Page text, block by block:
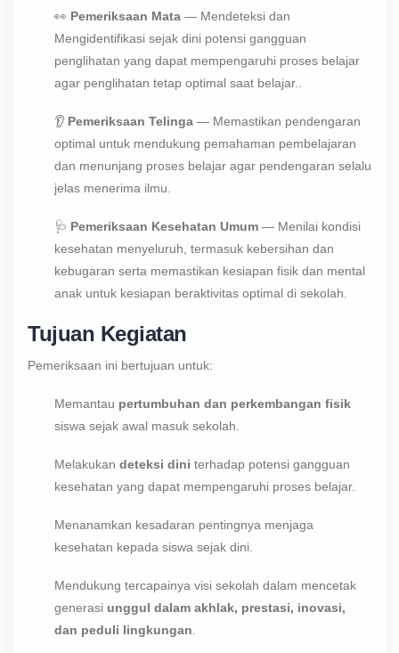
👀 Pemeriksaan Mata — Mendeteksi dan
Mengidentifikasi sejak dini potensi gangguan
penglihatan yang dapat mempengaruhi proses belajar
agar penglihatan tetap optimal saat belajar..
👂 Pemeriksaan Telinga — Memastikan pendengaran
optimal untuk mendukung pemahaman pembelajaran
dan menunjang proses belajar agar pendengaran selalu
jelas menerima ilmu.
🩺 Pemeriksaan Kesehatan Umum — Menilai kondisi
kesehatan menyeluruh, termasuk kebersihan dan
kebugaran serta memastikan kesiapan fisik dan mental
anak untuk kesiapan beraktivitas optimal di sekolah.
Tujuan Kegiatan
Pemeriksaan ini bertujuan untuk:
Memantau pertumbuhan dan perkembangan fisik
siswa sejak awal masuk sekolah.
Melakukan deteksi dini terhadap potensi gangguan
kesehatan yang dapat mempengaruhi proses belajar.
Menanamkan kesadaran pentingnya menjaga
kesehatan kepada siswa sejak dini.
Mendukung tercapainya visi sekolah dalam mencetak
generasi unggul dalam akhlak, prestasi, inovasi,
dan peduli lingkungan.